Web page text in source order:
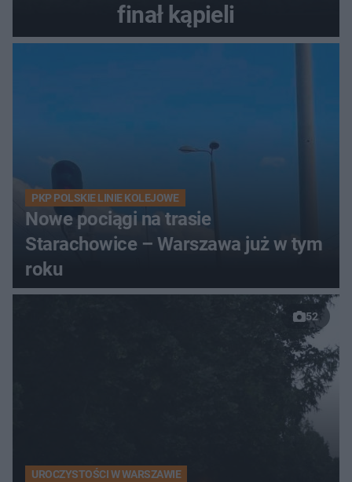
finał kąpieli
PKP POLSKIE LINIE KOLEJOWE
Nowe pociągi na trasie
Starachowice – Warszawa już w tym
roku
52
UROCZYSTOŚCI W WARSZAWIE